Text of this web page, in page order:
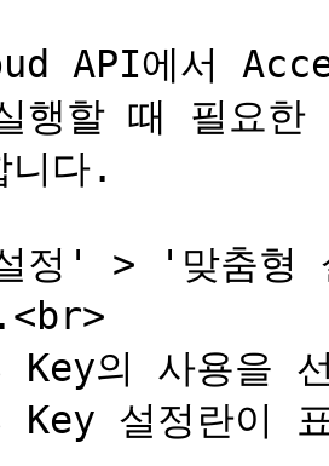
API에서
행할 때 필요한
니다.
' > '맞춤형
의 사용을